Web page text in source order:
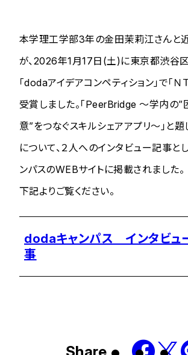
本学理工学部3年の金田茉莉江さんと
が、2026年1月17日(土)に東京都渋谷
「dodaアイデアコンペティション」で「Ｎ
受賞しました。「PeerBridge 〜学内の”
意”をつなぐスキルシェアアプリ〜」と
について、２人へのインタビュー記事と
ンパスのWEBサイトに掲載されました。
下記よりご覧ください。
dodaキャンパス インタビュ
事